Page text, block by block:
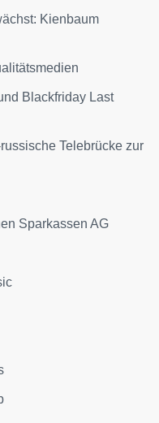
Kienbaum
Blackfriday Last
Telebrücke zur
Sparkassen AG